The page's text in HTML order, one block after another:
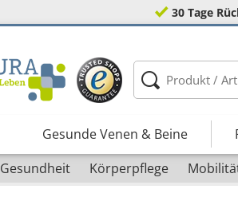
30 Tage
Gesunde Venen & Beine
Gesundheit
Körperpflege